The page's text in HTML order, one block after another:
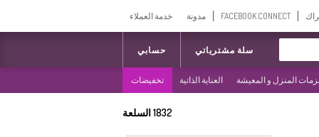
FACEBOOK CONNECT مدونة خدمة العملاء
حسابي سلة مشترياتي
المنزل و المعيشة العناية الذاتية تخفيضات
1832السلعة